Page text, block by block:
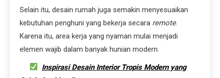
Selain itu, desain rumah juga semakin menyesuaikan
kebutuhan penghuni yang bekerja secara remote.
Karena itu, area kerja yang nyaman mulai menjadi
elemen wajib dalam banyak hunian modern.
Inspirasi Desain Interior Tropis Modern yang